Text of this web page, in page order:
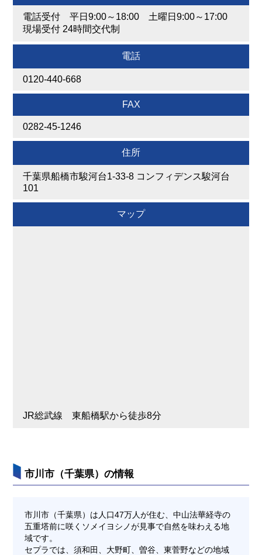
電話受付 平日9:00～18:00 土曜日9:00～17:00
現場受付 24時間交代制
電話
0120-440-668
FAX
0282-45-1246
住所
千葉県船橋市駿河台1-33-8 コンフィデンス駿河台
101
マップ
JR総武線 東船橋駅から徒歩8分
市川市（千葉県）の情報
市川市（千葉県）は人口47万人が住む、中山法華経寺の
五重塔前に咲くソメイヨシノが見事で自然を味わえる地
域です。
セプラでは、須和田、大野町、曽谷、東菅野などの地域